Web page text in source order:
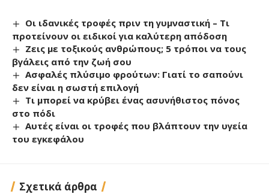
Οι ιδανικές τροφές πριν τη γυμναστική – Τι
προτείνουν οι ειδικοί για καλύτερη απόδοση
Ζεις με τοξικούς ανθρώπους; 5 τρόποι να τους
βγάλεις από την ζωή σου
Ασφαλές πλύσιμο φρούτων: Γιατί το σαπούνι
δεν είναι η σωστή επιλογή
Τι μπορεί να κρύβει ένας ασυνήθιστος πόνος
στο πόδι
Αυτές είναι οι τροφές που βλάπτουν την υγεία
του εγκεφάλου
Σχετικά άρθρα